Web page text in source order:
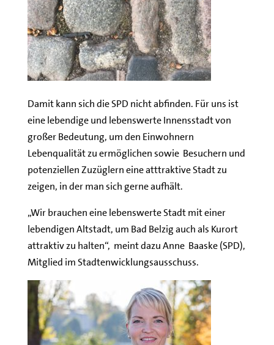
Damit kann sich die SPD nicht abfinden. Für uns ist
eine lebendige und lebenswerte Innensstadt von
großer Bedeutung, um den Einwohnern
Lebenqualität zu ermöglichen sowie Besuchern und
potenziellen Zuzüglern eine atttraktive Stadt zu
zeigen, in der man sich gerne aufhält.
„Wir brauchen eine lebenswerte Stadt mit einer
lebendigen Altstadt, um Bad Belzig auch als Kurort
attraktiv zu halten“, meint dazu Anne Baaske (SPD),
Mitglied im Stadtenwicklungsausschuss.